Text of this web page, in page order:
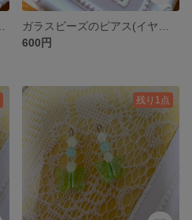
600円
残り1点